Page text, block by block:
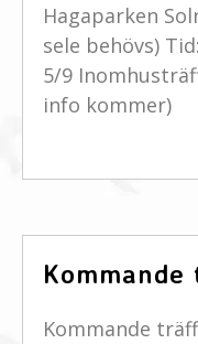
Hagaparken
sele behövs)
5/9
info kommer)
Kommande